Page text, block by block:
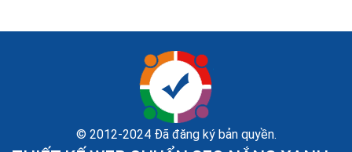
© 2012-2024 Đã đăng ký bản quyền.